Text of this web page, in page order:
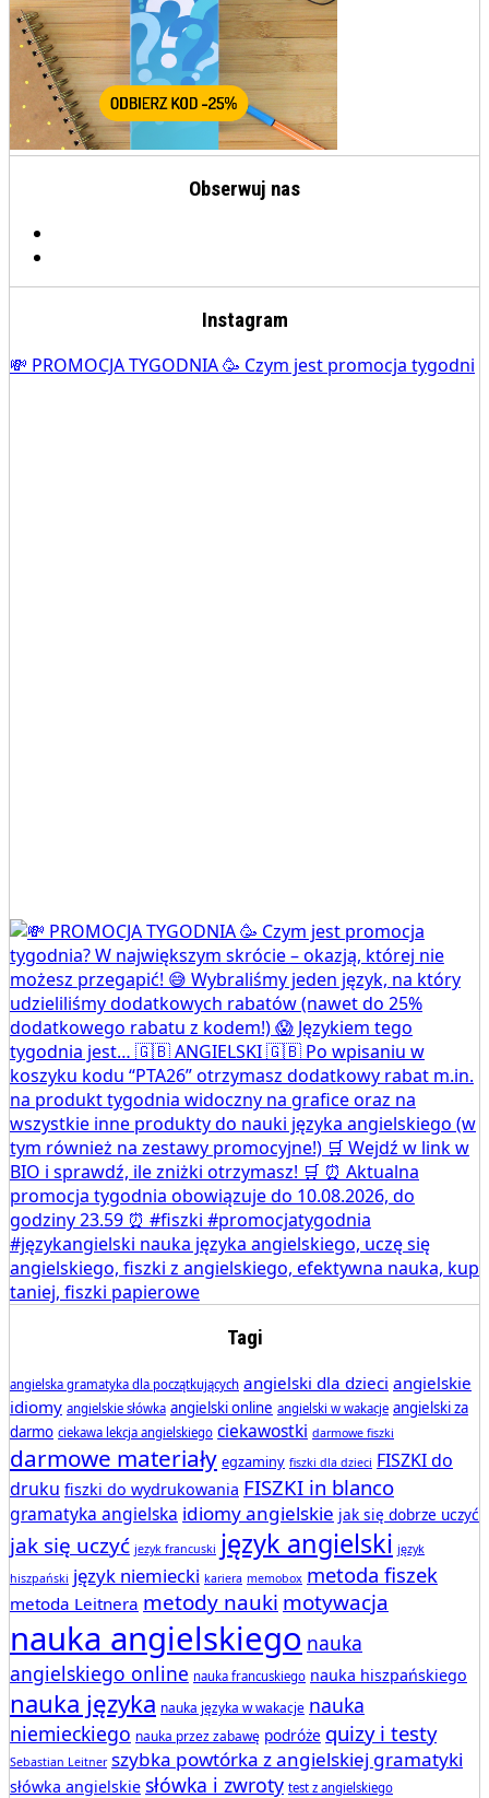
Obserwuj nas
Instagram
💸 PROMOCJA TYGODNIA 🥳 Czym jest promocja tygodni
Tagi
angielska gramatyka dla początkujących angielski dla dzieci angielskie
idiomy angielskie słówka angielski online angielski w wakacje angielski za
darmo ciekawa lekcja angielskiego ciekawostki darmowe fiszki
darmowe materiały egzaminy fiszki dla dzieci FISZKI do
druku fiszki do wydrukowania FISZKI in blanco
gramatyka angielska idiomy angielskie jak się dobrze uczyć
jak się uczyć jezyk francuski język angielski język
hiszpański język niemiecki kariera memobox metoda fiszek
metoda Leitnera metody nauki motywacja
nauka angielskiego nauka
angielskiego online nauka francuskiego nauka hiszpańskiego
nauka języka nauka języka w wakacje nauka
niemieckiego nauka przez zabawę podróże quizy i testy
Sebastian Leitner szybka powtórka z angielskiej gramatyki
słówka angielskie słówka i zwroty test z angielskiego